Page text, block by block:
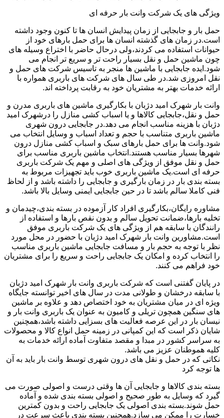
ویژگی های یک شرکت وانت بار حرفه ای
حمل بار و جابجایی از زمان پیدایش انسان ها تا کنون وجود داشته
است.در زمان های گذشته انسان ها برای حمل بارهای خود از
حیوانات استفاده می کردند،ولی درحال حاضر با اختراع وسیله های
چون ماشین حمل و نقل بسیار راحت تر و سریع تر انجام می
شود.ایده جابجایی با ماشین ها منجر به تاسیس شرکت های حمل و
نقل امروزی شد.در طی سال های شرکت های باربری همواره با
ارائه خدمات بهتر به مشتریان خود به رقابت پرداخته اند.
وانت بار شهرک امید دژبان با بکارگیری ماشین های باربری مدرن و
حمل و نقل،جابجایی کالاها و یا اسباب کشی منازل را درشهرک امید
دژبان با هزینه مناسب انجام می دهد.در جابجایی درون شهری
ماشین باربری متناسب با حجم و تعداد اسباب و وسایل انتخاب می
شود.وانت ها برای حمل بارهای سبک و اسباب کشی منازل درون
شهرها بسیار مناسب هستند.انتخاب ماشین باربری مناسب برای
حمل و نقل موفق از ویژگی های اصلی و مهم یک شرکت باربری
حرفه ای است.یک ماشین باربری خوب باید تجهیزات مربوط به
بسته بندی بار در زمان بارگیری و جابجایی را داشته باشد و از لحاظ
فنی کاملا سالم باشد تا در حین جابجایی ایمنی وسایل بالا باشد.
مشاوره رایگان،بکارگیری افراد کار آزموده در بسته بندی،چیدمان و
تخلیه بارها،ضمانت تحویل سالم و بدون نقص بارها و استفاده از
رانندگان با سابقه هم از ویژگی های یک شرکت باربری موفق
است.مشاورین وانت بار شهرک امید دژبان با حضور در محل مورد
نظر با توجه به حجم بار و مسافت جابجایی ماشین باربری مناسب
را انتخاب کرده و امکان یک جابجایی راحت و سریع را برای مشتریان
خود فراهم می کنند.
در پایان گفتنی است که شرکت باربری وانت بار شهرک امید دژبان
با سابقه درخشان و طولانی مدت در سال های اخیر توانسته جایگاه
ویژه ای در میان مشتریان به خود اختصاص دهد و علاوه بر ماشین
های سنگین همچون تریلی و کامیون به عنوان یک باربری وانت بار و
نیسان بار در این عرصه فعالیت های بسزایی داشته باشد،همچنین
شایان ذکر است که این کمپانی در زمینه حمل انواع کالا و محصولات
به سراسر کشور در مبدا و مقصد متفاوت آماده ارائه خدمات به
کلیه هموطنان عزیز می باشد.
نکاتی که در حمل و نقل های درون شهری توسط وانت بار باید به آن
ها توجه کرد
بسته بندی کالاها و جابجایی آن ها وقتی درست و اصولی صورت می
گیرد که وسایل به طور صحیح و اصولی بسته بندی شده و آماده
حمل شوند.بسته بندی اصولی یک جابجایی راحت و بدون کمترین
خسارت را ممکن می سازد.همچنین بسته بندی باعث سرعت در